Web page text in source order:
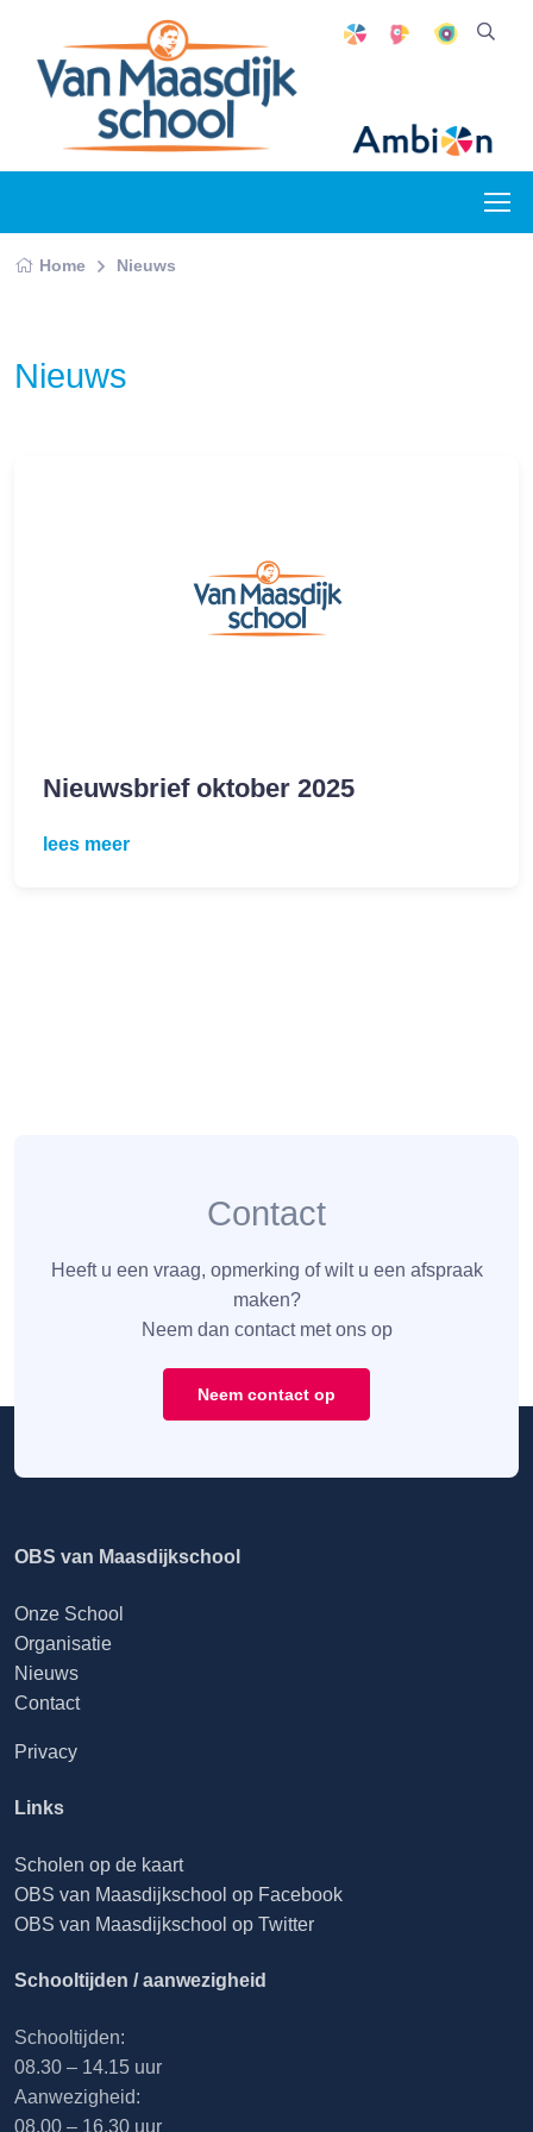
Home Nieuws
Nieuws
Nieuwsbrief oktober 2025
lees meer
Contact
Heeft u een vraag, opmerking of wilt u een afspraak
maken?
Neem dan contact met ons op
Neem contact op
OBS van Maasdijkschool
Onze School
Organisatie
Nieuws
Contact
Privacy
Links
Scholen op de kaart
OBS van Maasdijkschool op Facebook
OBS van Maasdijkschool op Twitter
Schooltijden / aanwezigheid
Schooltijden:
08.30 – 14.15 uur
Aanwezigheid:
08.00 – 16.30 uur